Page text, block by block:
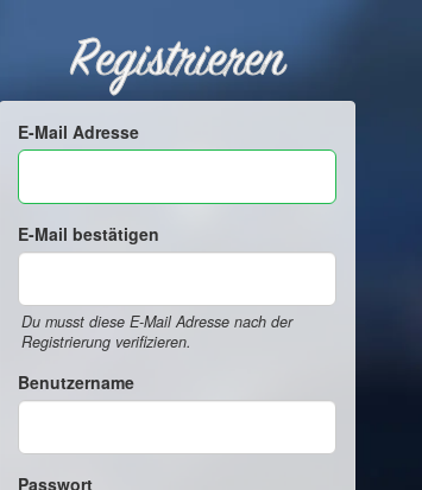
Registrieren
E-Mail Adresse
E-Mail bestätigen
Du musst diese E-Mail Adresse nach der
Registrierung verifizieren.
Benutzername
Passwort